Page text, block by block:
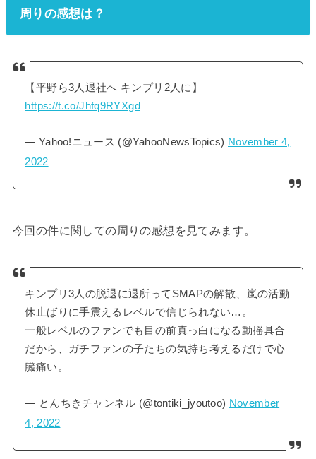
周りの感想は？
【平野ら3人退社へ キンプリ2人に】
https://t.co/Jhfq9RYXgd
— Yahoo!ニュース (@YahooNewsTopics) November 4,
2022
今回の件に関しての周りの感想を見てみます。
キンプリ3人の脱退に退所ってSMAPの解散、嵐の活動
休止ばりに手震えるレベルで信じられない…。
一般レベルのファンでも目の前真っ白になる動揺具合
だから、ガチファンの子たちの気持ち考えるだけで心
臓痛い。
— とんちきチャンネル (@tontiki_jyoutoo) November
4, 2022